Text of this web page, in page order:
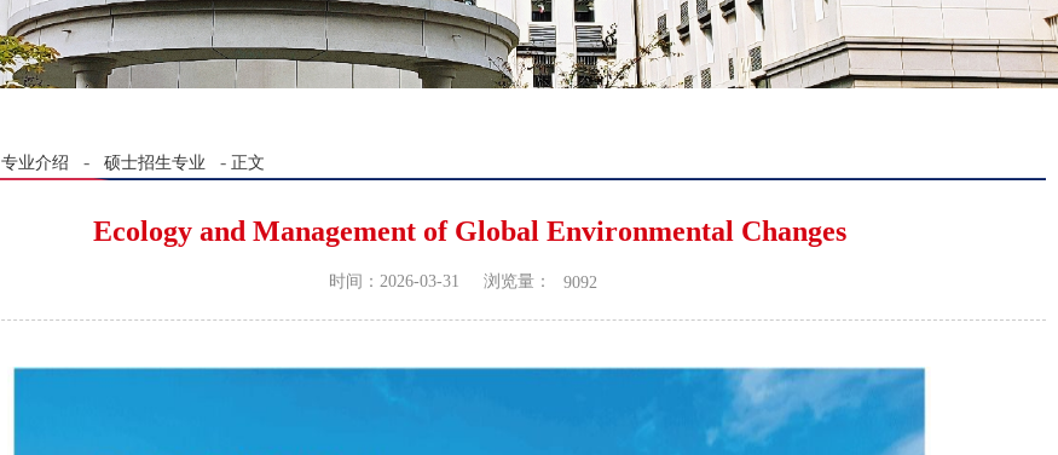
专业介绍 - 硕士招生专业 - 正文
Ecology and Management of Global Environmental Changes
时间：2026-03-31 浏览量： 9092